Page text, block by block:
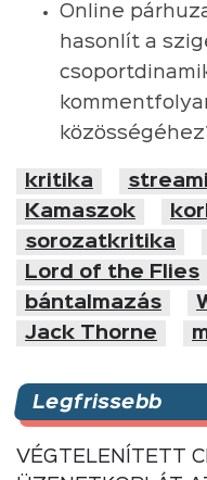
Online
hasonlít a
kritika
Kamaszok
sorozatkritika
Lord of the Flies
bántalmazás
Jack Thorne
Legfrissebb
VÉGTELENÍTETT